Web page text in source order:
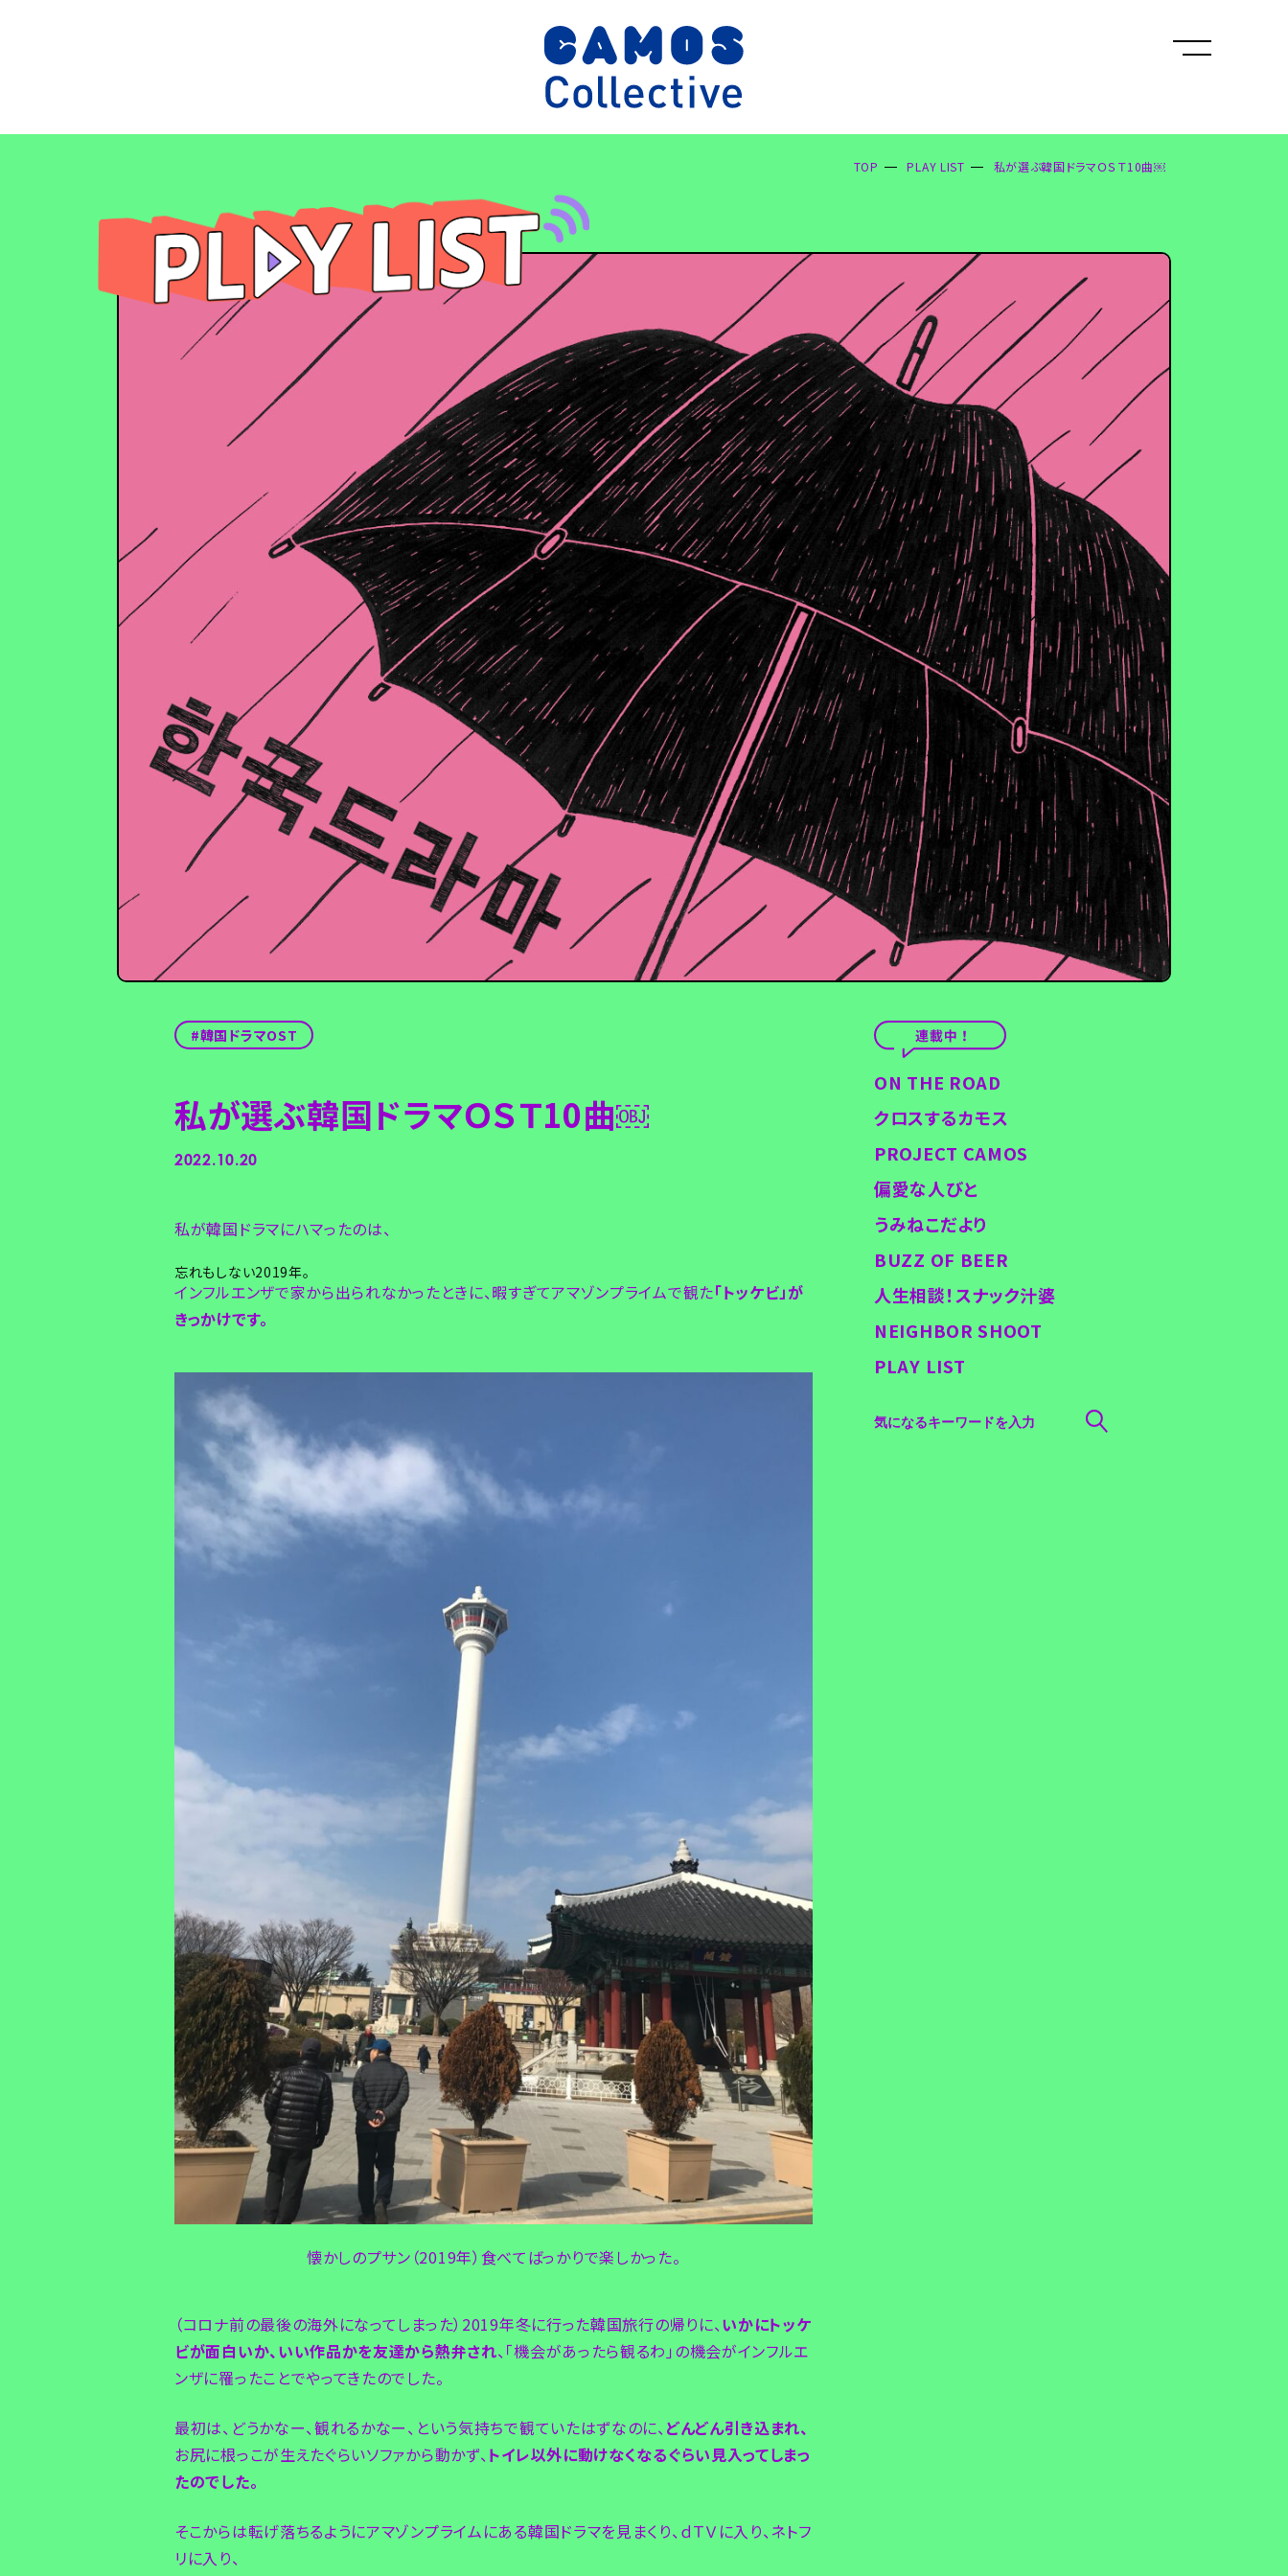
TOP PLAY LIST 私が選ぶ韓国ドラマＯＳＴ10曲￼
韓国ドラマOST
私が選ぶ韓国ドラマＯＳＴ10曲￼
2022.10.20
私が韓国ドラマにハマったのは、
忘れもしない2019年。
インフルエンザで家から出られなかったときに、暇すぎてアマゾンプライムで観た「トッケビ」が
きっかけです。
懐かしのプサン（2019年）食べてばっかりで楽しかった。
（コロナ前の最後の海外になってしまった）2019年冬に行った韓国旅行の帰りに、いかにトッケ
ビが面白いか、いい作品かを友達から熱弁され、「機会があったら観るわ」の機会がインフルエ
ンザに罹ったことでやってきたのでした。
最初は、どうかなー、観れるかなー、という気持ちで観ていたはずなのに、 どんどん引き込まれ、
お尻に根っこが生えたぐらいソファから動かず、 トイレ以外に動けなくなるぐらい見入ってしまっ
たのでした。
そこからは転げ落ちるようにアマゾンプライムにある韓国ドラマを見まくり、ｄＴＶに入り、ネトフ
リに入り、
ON THE ROAD
クロスするカモス
PROJECT CAMOS
偏愛な人びと
うみねこだより
BUZZ OF BEER
人生相談！スナック汁婆
NEIGHBOR SHOOT
PLAY LIST